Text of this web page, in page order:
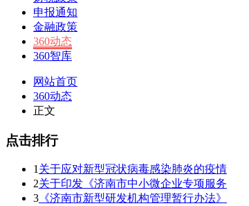
申报通知
金融政策
360动态
360智库
网站首页
360动态
正文
点击排行
1关于应对新型冠状病毒感染肺炎的疫情
2关于印发《济南市中小微企业专项服务
3 《济南市新型研发机构管理暂行办法》